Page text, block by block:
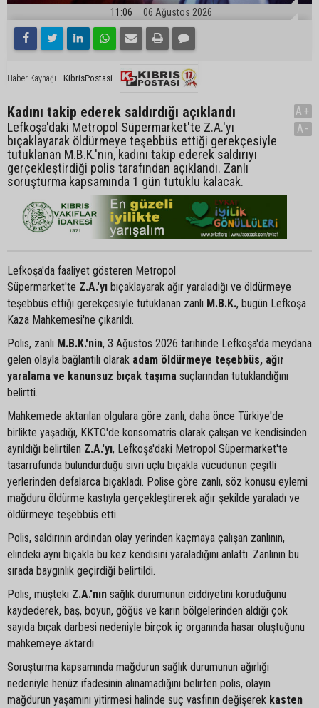
11:06 06 Ağustos 2026
Haber Kaynağı KibrisPostasi
Kadını takip ederek saldırdığı açıklandı
Lefkoşa'daki Metropol Süpermarket'te Z.A.'yı
bıçaklayarak öldürmeye teşebbüs ettiği gerekçesiyle
tutuklanan M.B.K.'nin, kadını takip ederek saldırıyı
gerçekleştirdiği polis tarafından açıklandı. Zanlı
soruşturma kapsamında 1 gün tutuklu kalacak.
A+
A-
Lefkoşa'da faaliyet gösteren Metropol
Süpermarket'te Z.A.'yı bıçaklayarak ağır yaraladığı ve öldürmeye
teşebbüs ettiği gerekçesiyle tutuklanan zanlı M.B.K., bugün Lefkoşa
Kaza Mahkemesi'ne çıkarıldı.
Polis, zanlı M.B.K.'nin, 3 Ağustos 2026 tarihinde Lefkoşa'da meydana
gelen olayla bağlantılı olarak adam öldürmeye teşebbüs, ağır
yaralama ve kanunsuz bıçak taşıma suçlarından tutuklandığını
belirtti.
Mahkemede aktarılan olgulara göre zanlı, daha önce Türkiye'de
birlikte yaşadığı, KKTC'de konsomatris olarak çalışan ve kendisinden
ayrıldığı belirtilen Z.A.'yı, Lefkoşa'daki Metropol Süpermarket'te
tasarrufunda bulundurduğu sivri uçlu bıçakla vücudunun çeşitli
yerlerinden defalarca bıçakladı. Polise göre zanlı, söz konusu eylemi
mağduru öldürme kastıyla gerçekleştirerek ağır şekilde yaraladı ve
öldürmeye teşebbüs etti.
Polis, saldırının ardından olay yerinden kaçmaya çalışan zanlının,
elindeki aynı bıçakla bu kez kendisini yaraladığını anlattı. Zanlının bu
sırada baygınlık geçirdiği belirtildi.
Polis, müşteki Z.A.'nın sağlık durumunun ciddiyetini koruduğunu
kaydederek, baş, boyun, göğüs ve karın bölgelerinden aldığı çok
sayıda bıçak darbesi nedeniyle birçok iç organında hasar oluştuğunu
mahkemeye aktardı.
Soruşturma kapsamında mağdurun sağlık durumunun ağırlığı
nedeniyle henüz ifadesinin alınamadığını belirten polis, olayın
mağdurun yaşamını yitirmesi halinde suç vasfının değişerek kasten